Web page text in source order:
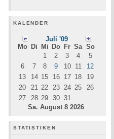
KALENDER
Juli '09
Mo
Di Mi Do Fr Sa So
Sa. August 8 2026
1 2 3 4
5
6
7 8 9 10 11
12
13
14 15 16 17 18
19
20
21 22 23 24 25
26
27
28 29 30 31
STATISTIKEN